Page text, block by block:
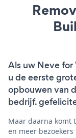
Als uw Neve
u de eerste
opbouwen van
bedrijf.
Maar daarna komt
en meer